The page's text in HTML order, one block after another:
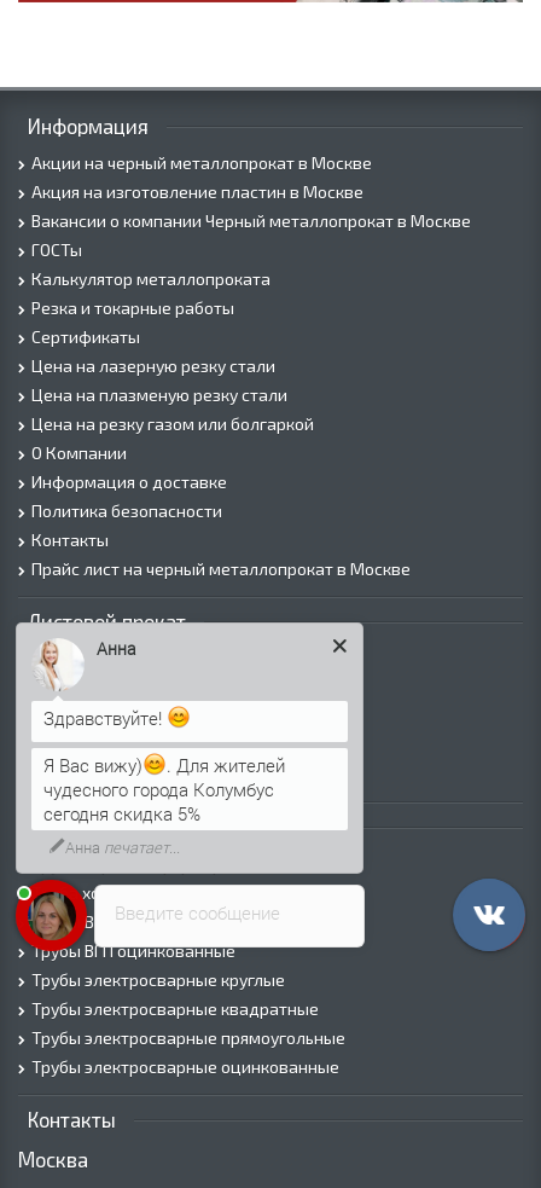
Информация
Акции на черный металлопрокат в Москве
Акция на изготовление пластин в Москве
Вакансии о компании Черный металлопрокат в Москве
ГОСТы
Калькулятор металлопроката
Резка и токарные работы
Сертификаты
Цена на лазерную резку стали
Цена на плазменую резку стали
Цена на резку газом или болгаркой
О Компании
Информация о доставке
Политика безопасности
Контакты
Прайс лист на черный металлопрокат в Москве
Листовой прокат
Лист г/к
Лист х/к
Просечно-вытяжной лист (ПВЛ)
Лист рифленый
Лист оцинкованный
Трубы
Труба холоднодеформированная
Трубы ВГП (Водогазопроводные)
Трубы ВГП оцинкованные
Трубы электросварные круглые
Трубы электросварные квадратные
Трубы электросварные прямоугольные
Трубы электросварные оцинкованные
Контакты
Москва
Введите сообщение
Анна
Здравствуйте!
Я Вас вижу)
. Для жителей
чудесного города Колумбус
сегодня скидка 5%
Анна печатает...